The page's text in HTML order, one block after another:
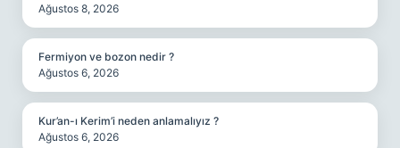
Ağustos 8, 2026
Fermiyon ve bozon nedir ?
Ağustos 6, 2026
Kur’an-ı Kerim’i neden anlamalıyız ?
Ağustos 6, 2026